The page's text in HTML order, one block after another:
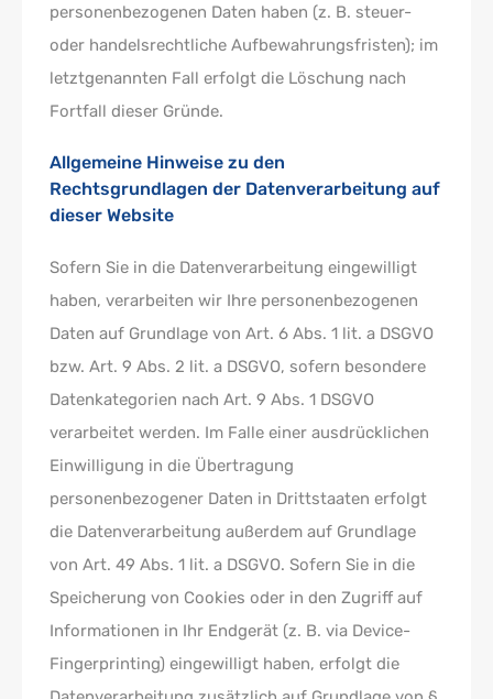
personenbezogenen Daten haben (z. B. steuer-
oder handelsrechtliche Aufbewahrungsfristen); im
letztgenannten Fall erfolgt die Löschung nach
Fortfall dieser Gründe.
Allgemeine Hinweise zu den
Rechtsgrundlagen der Datenverarbeitung auf
dieser Website
Sofern Sie in die Datenverarbeitung eingewilligt
haben, verarbeiten wir Ihre personenbezogenen
Daten auf Grundlage von Art. 6 Abs. 1 lit. a DSGVO
bzw. Art. 9 Abs. 2 lit. a DSGVO, sofern besondere
Datenkategorien nach Art. 9 Abs. 1 DSGVO
verarbeitet werden. Im Falle einer ausdrücklichen
Einwilligung in die Übertragung
personenbezogener Daten in Drittstaaten erfolgt
die Datenverarbeitung außerdem auf Grundlage
von Art. 49 Abs. 1 lit. a DSGVO. Sofern Sie in die
Speicherung von Cookies oder in den Zugriff auf
Informationen in Ihr Endgerät (z. B. via Device-
Fingerprinting) eingewilligt haben, erfolgt die